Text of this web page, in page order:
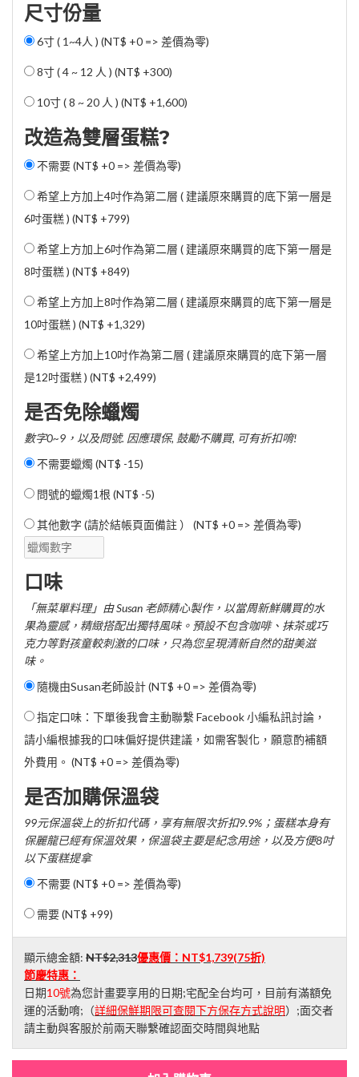
尺寸份量
6寸 ( 1~4人 ) (NT$ +0 => 差價為零)
8寸 ( 4 ~ 12 人 ) (NT$ +300)
10寸 ( 8 ~ 20 人 ) (NT$ +1,600)
改造為雙層蛋糕?
不需要 (NT$ +0 => 差價為零)
希望上方加上4吋作為第二層 ( 建議原來購買的底下第一層是
6吋蛋糕 ) (NT$ +799)
希望上方加上6吋作為第二層 ( 建議原來購買的底下第一層是
8吋蛋糕 ) (NT$ +849)
希望上方加上8吋作為第二層 ( 建議原來購買的底下第一層是
10吋蛋糕 ) (NT$ +1,329)
希望上方加上10吋作為第二層 ( 建議原來購買的底下第一層
是12吋蛋糕 ) (NT$ +2,499)
是否免除蠟燭
數字0~9，以及問號. 因應環保, 鼓勵不購買, 可有折扣唷!
不需要蠟燭 (NT$ -15)
問號的蠟燭1根 (NT$ -5)
其他數字 (請於結帳頁面備註 ） (NT$ +0 => 差價為零)
口味
「無菜單料理」由 Susan 老師精心製作，以當周新鮮購買的水
果為靈感，精緻搭配出獨特風味。預設不包含咖啡、抹茶或巧
克力等對孩童較刺激的口味，只為您呈現清新自然的甜美滋
味。
隨機由Susan老師設計 (NT$ +0 => 差價為零)
指定口味：下單後我會主動聯繫 Facebook 小編私訊討論，
請小編根據我的口味偏好提供建議，如需客製化，願意酌補額
外費用。 (NT$ +0 => 差價為零)
是否加購保溫袋
99元保溫袋上的折扣代碼，享有無限次折扣9.9%；蛋糕本身有
保麗龍已經有保溫效果，保溫袋主要是紀念用途，以及方便8吋
以下蛋糕提拿
不需要 (NT$ +0 => 差價為零)
需要 (NT$ +99)
顯示總金額: NT$2,313優惠價： NT$1,739(75折)
節慶特惠：
日期10號為您計畫要享用的日期;宅配全台均可，目前有滿額免
運的活動唷;（詳細保鮮期限可查閱下方保存方式說明）;面交者
請主動與客服於前兩天聯繫確認面交時間與地點